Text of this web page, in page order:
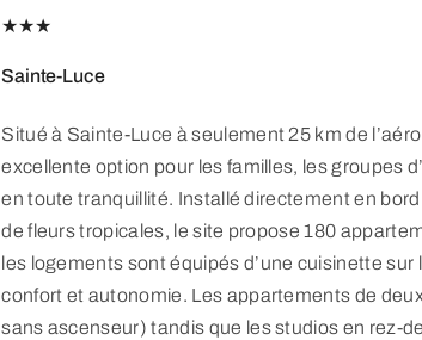
★★★
Sainte-Luce
Situé à Sainte-Luce à seulement 25 km de
excellente option pour les familles, les groupes
en toute tranquillité. Installé directement en
de fleurs tropicales, le site propose 180
les logements sont équipés d’une cuisinette
confort et autonomie. Les appartements de
sans ascenseur) tandis que les studios en rez-